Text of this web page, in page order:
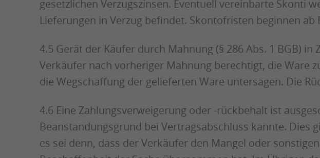
gesetzlichen Verzugszinsen. Eventuell vereinbarte Skonti
Lieferungen in Verzug befindet. Skontofristen beginnen ab
4.5 Gerät der Käufer durch Mahnung (§ 286 Abs. 1 BGB)
Verkäufer nach vorheriger Mahnung berechtigt, die Ware
die Wegschaffung der gelieferten Ware untersagen. Die
4.6 Eine Zahlungsverweigerung oder -rückbehalt ist
Beanstandungsgrund bei Vertragsabschluss kannte.
es sei denn, dass der Verkäufer den Mangel oder